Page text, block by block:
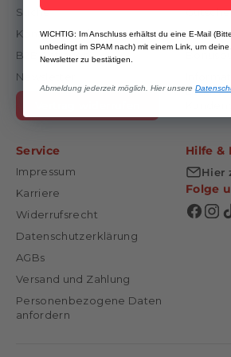
Suche
Kontakt & Hilfe
B2B Anfragen
Newsletter
Service
Impressum
Karriere
Widerrufsrecht
Datenschutzerklärung
AGBs
Versand und Zahlung
Personenbezogene Daten
anfordern
Hilfe &
Hier
Folge
WICHTIG: Im Anschluss erhältst du eine E-Mail
unbedingt im SPAM nach) mit einem Link, um
Newsletter zu bestätigen.
Abmeldung jederzeit möglich. Hier unsere